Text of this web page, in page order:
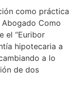
como práctica
Abogado Como
el “Euribor
hipotecaria a
a lo
de dos